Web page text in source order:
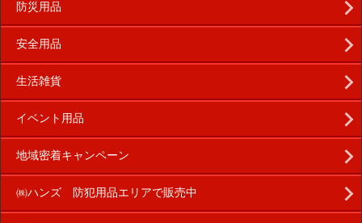
防災用品
安全用品
生活雑貨
イベント用品
地域密着キャンペーン
㈱ハンズ 防犯用品エリアで販売中